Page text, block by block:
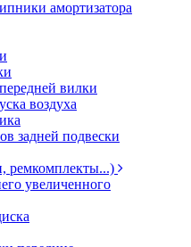
амортизатора
вилки
воздуха
задней подвески
ремкомплекты...)
увеличенного